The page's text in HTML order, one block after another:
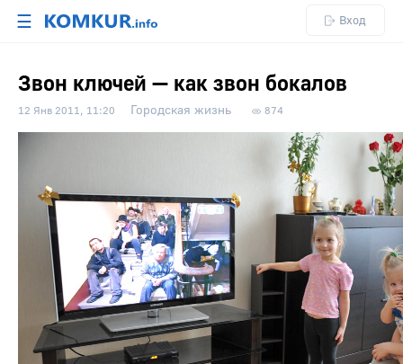
☰ Вход
Звон ключей — как звон бокалов
12 Янв 2011, 11:20 Городская жизнь 874